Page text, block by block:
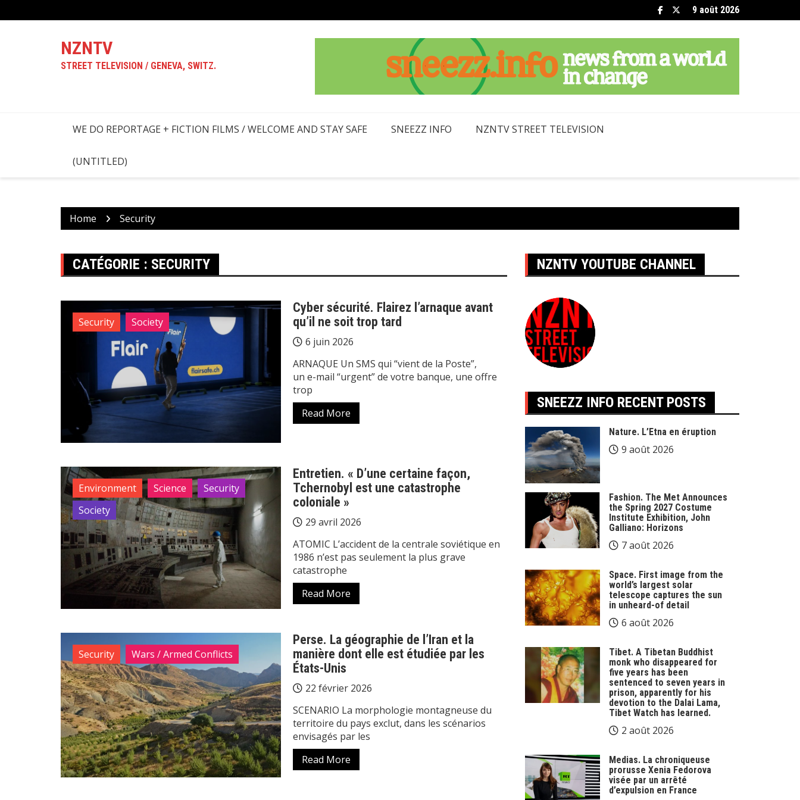
to
9 août 2026
NZNTV
STREET TELEVISION / GENEVA, SWITZ.
WE DO REPORTAGE + FICTION FILMS / WELCOME AND STAY SAFE SNEEZZ INFO NZNTV STREET TELEVISION
(UNTITLED)
Home Security
CATÉGORIE : SECURITY
Security Society
Cyber sécurité. Flairez l’arnaque avant
qu’il ne soit trop tard
6 juin 2026
ARNAQUE Un SMS qui “vient de la Poste”,
un e-mail “urgent” de votre banque, une offre
trop
Read More
Environment Science
Security
Society
Entretien. « D’une certaine façon,
Tchernobyl est une catastrophe
coloniale »
29 avril 2026
ATOMIC L’accident de la centrale soviétique en
1986 n’est pas seulement la plus grave
catastrophe
Read More
Security Wars / Armed Conflicts
Perse. La géographie de l’Iran et la
manière dont elle est étudiée par les
États-Unis
22 février 2026
SCENARIO La morphologie montagneuse du
territoire du pays exclut, dans les scénarios
envisagés par les
Read More
NZNTV YOUTUBE CHANNEL
SNEEZZ INFO RECENT POSTS
Nature. L’Etna en éruption
9 août 2026
Fashion. The Met Announces
the Spring 2027 Costume
Institute Exhibition, John
Galliano: Horizons
7 août 2026
Space. First image from the
world’s largest solar
telescope captures the sun
in unheard-of detail
6 août 2026
Tibet. A Tibetan Buddhist
monk who disappeared for
five years has been
sentenced to seven years in
prison, apparently for his
devotion to the Dalai Lama,
Tibet Watch has learned.
2 août 2026
Medias. La chroniqueuse
prorusse Xenia Fedorova
visée par un arrêté
d’expulsion en France